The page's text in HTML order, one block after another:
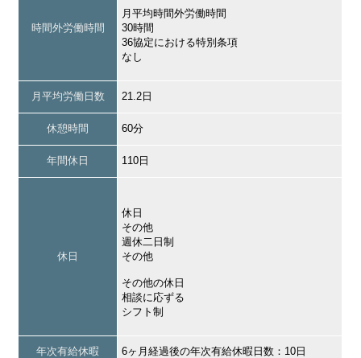
時間外労働時間
月平均時間外労働時間
30時間
36協定における特別条項
なし
月平均労働日数 21.2日
休憩時間 60分
年間休日 110日
休日
休日
その他
週休二日制
その他
その他の休日
相談に応ずる
シフト制
年次有給休暇 6ヶ月経過後の年次有給休暇日数：10日